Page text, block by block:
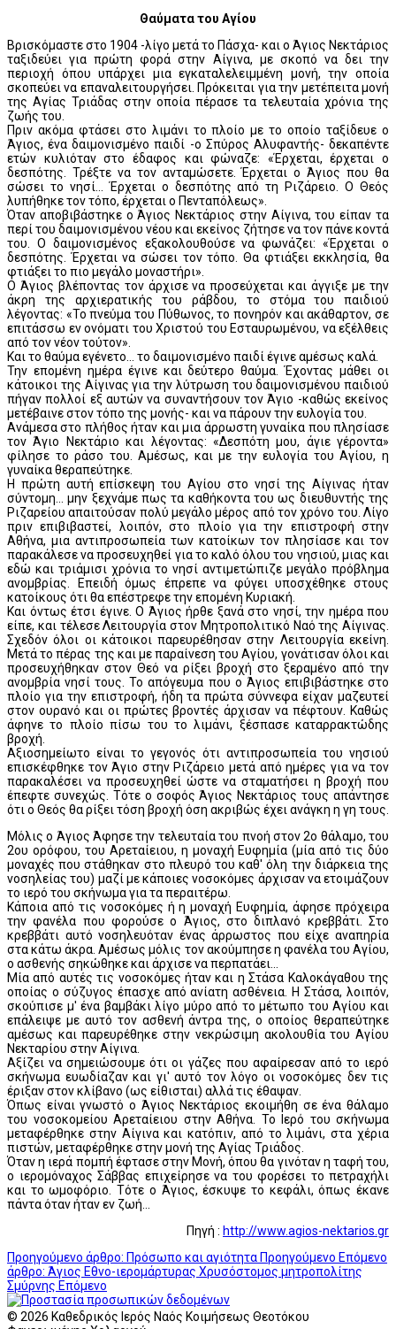
Θαύματα του Αγίου
Βρισκόμαστε στο 1904 -λίγο μετά το Πάσχα- και ο Άγιος Νεκτάριος
ταξιδεύει για πρώτη φορά στην Αίγινα, με σκοπό να δει την
περιοχή όπου υπάρχει μια εγκαταλελειμμένη μονή, την οποία
σκοπεύει να επαναλειτουργήσει. Πρόκειται για την μετέπειτα μονή
της Αγίας Τριάδας στην οποία πέρασε τα τελευταία χρόνια της
ζωής του.
Πριν ακόμα φτάσει στο λιμάνι το πλοίο με το οποίο ταξίδευε ο
Άγιος, ένα δαιμονισμένο παιδί -ο Σπύρος Αλυφαντής- δεκαπέντε
ετών κυλιόταν στο έδαφος και φώναζε: «Έρχεται, έρχεται ο
δεσπότης. Τρέξτε να τον ανταμώσετε. Έρχεται ο Άγιος που θα
σώσει το νησί... Έρχεται ο δεσπότης από τη Ριζάρειο. Ο Θεός
λυπήθηκε τον τόπο, έρχεται ο Πενταπόλεως».
Όταν αποβιβάστηκε ο Άγιος Νεκτάριος στην Αίγινα, του είπαν τα
περί του δαιμονισμένου νέου και εκείνος ζήτησε να τον πάνε κοντά
του. Ο δαιμονισμένος εξακολουθούσε να φωνάζει: «Έρχεται ο
δεσπότης. Έρχεται να σώσει τον τόπο. Θα φτιάξει εκκλησία, θα
φτιάξει το πιο μεγάλο μοναστήρι».
Ο Άγιος βλέποντας τον άρχισε να προσεύχεται και άγγιξε με την
άκρη της αρχιερατικής του ράβδου, το στόμα του παιδιού
λέγοντας: «Το πνεύμα του Πύθωνος, το πονηρόν και ακάθαρτον, σε
επιτάσσω εν ονόματι του Χριστού του Εσταυρωμένου, να εξέλθεις
από τον νέον τούτον».
Και το θαύμα εγένετο... το δαιμονισμένο παιδί έγινε αμέσως καλά.
Την επομένη ημέρα έγινε και δεύτερο θαύμα. Έχοντας μάθει οι
κάτοικοι της Αίγινας για την λύτρωση του δαιμονισμένου παιδιού
πήγαν πολλοί εξ αυτών να συναντήσουν τον Άγιο -καθώς εκείνος
μετέβαινε στον τόπο της μονής- και να πάρουν την ευλογία του.
Ανάμεσα στο πλήθος ήταν και μια άρρωστη γυναίκα που πλησίασε
τον Άγιο Νεκτάριο και λέγοντας: «Δεσπότη μου, άγιε γέροντα»
φίλησε το ράσο του. Αμέσως, και με την ευλογία του Αγίου, η
γυναίκα θεραπεύτηκε.
Η πρώτη αυτή επίσκεψη του Αγίου στο νησί της Αίγινας ήταν
σύντομη... μην ξεχνάμε πως τα καθήκοντα του ως διευθυντής της
Ριζαρείου απαιτούσαν πολύ μεγάλο μέρος από τον χρόνο του. Λίγο
πριν επιβιβαστεί, λοιπόν, στο πλοίο για την επιστροφή στην
Αθήνα, μια αντιπροσωπεία των κατοίκων τον πλησίασε και τον
παρακάλεσε να προσευχηθεί για το καλό όλου του νησιού, μιας και
εδώ και τριάμισι χρόνια το νησί αντιμετώπιζε μεγάλο πρόβλημα
ανομβρίας. Επειδή όμως έπρεπε να φύγει υποσχέθηκε στους
κατοίκους ότι θα επέστρεφε την επομένη Κυριακή.
Και όντως έτσι έγινε. Ο Άγιος ήρθε ξανά στο νησί, την ημέρα που
είπε, και τέλεσε Λειτουργία στον Μητροπολιτικό Ναό της Αίγινας.
Σχεδόν όλοι οι κάτοικοι παρευρέθησαν στην Λειτουργία εκείνη.
Μετά το πέρας της και με παραίνεση του Αγίου, γονάτισαν όλοι και
προσευχήθηκαν στον Θεό να ρίξει βροχή στο ξεραμένο από την
ανομβρία νησί τους. Το απόγευμα που ο Άγιος επιβιβάστηκε στο
πλοίο για την επιστροφή, ήδη τα πρώτα σύννεφα είχαν μαζευτεί
στον ουρανό και οι πρώτες βροντές άρχισαν να πέφτουν. Καθώς
άφηνε το πλοίο πίσω του το λιμάνι, ξέσπασε καταρρακτώδης
βροχή.
Αξιοσημείωτο είναι το γεγονός ότι αντιπροσωπεία του νησιού
επισκέφθηκε τον Άγιο στην Ριζάρειο μετά από ημέρες για να τον
παρακαλέσει να προσευχηθεί ώστε να σταματήσει η βροχή που
έπεφτε συνεχώς. Τότε ο σοφός Άγιος Νεκτάριος τους απάντησε
ότι ο Θεός θα ρίξει τόση βροχή όση ακριβώς έχει ανάγκη η γη τους.
Μόλις ο Άγιος Άφησε την τελευταία του πνοή στον 2ο θάλαμο, του
2ου ορόφου, του Αρεταίειου, η μοναχή Ευφημία (μία από τις δύο
μοναχές που στάθηκαν στο πλευρό του καθ' όλη την διάρκεια της
νοσηλείας του) μαζί με κάποιες νοσοκόμες άρχισαν να ετοιμάζουν
το ιερό του σκήνωμα για τα περαιτέρω.
Κάποια από τις νοσοκόμες ή η μοναχή Ευφημία, άφησε πρόχειρα
την φανέλα που φορούσε ο Άγιος, στο διπλανό κρεββάτι. Στο
κρεββάτι αυτό νοσηλευόταν ένας άρρωστος που είχε αναπηρία
στα κάτω άκρα. Αμέσως μόλις τον ακούμπησε η φανέλα του Αγίου,
ο ασθενής σηκώθηκε και άρχισε να περπατάει...
Μία από αυτές τις νοσοκόμες ήταν και η Στάσα Καλοκάγαθου της
οποίας ο σύζυγος έπασχε από ανίατη ασθένεια. Η Στάσα, λοιπόν,
σκούπισε μ' ένα βαμβάκι λίγο μύρο από το μέτωπο του Αγίου και
επάλειψε με αυτό τον ασθενή άντρα της, ο οποίος θεραπεύτηκε
αμέσως και παρευρέθηκε στην νεκρώσιμη ακολουθία του Αγίου
Νεκταρίου στην Αίγινα.
Αξίζει να σημειώσουμε ότι οι γάζες που αφαίρεσαν από το ιερό
σκήνωμα ευωδίαζαν και γι' αυτό τον λόγο οι νοσοκόμες δεν τις
έριξαν στον κλίβανο (ως είθισται) αλλά τις έθαψαν.
Όπως είναι γνωστό ο Άγιος Νεκτάριος εκοιμήθη σε ένα θάλαμο
του νοσοκομείου Αρεταίειου στην Αθήνα. Το Ιερό του σκήνωμα
μεταφέρθηκε στην Αίγινα και κατόπιν, από το λιμάνι, στα χέρια
πιστών, μεταφέρθηκε στην μονή της Αγίας Τριάδος.
Όταν η ιερά πομπή έφτασε στην Μονή, όπου θα γινόταν η ταφή του,
ο ιερομόναχος Σάββας επιχείρησε να του φορέσει το πετραχήλι
και το ωμοφόριο. Τότε ο Άγιος, έσκυψε το κεφάλι, όπως έκανε
πάντα όταν ήταν εν ζωή...
Πηγή : http://www.agios-nektarios.gr
Προηγούμενο άρθρο: Πρόσωπο και αγιότητα Προηγούμενο Επόμενο
άρθρο: Άγιος Εθνο-ιερομάρτυρας Χρυσόστομος μητροπολίτης
Σμύρνης Επόμενο
© 2026 Καθεδρικός Ιερός Ναός Κοιμήσεως Θεοτόκου